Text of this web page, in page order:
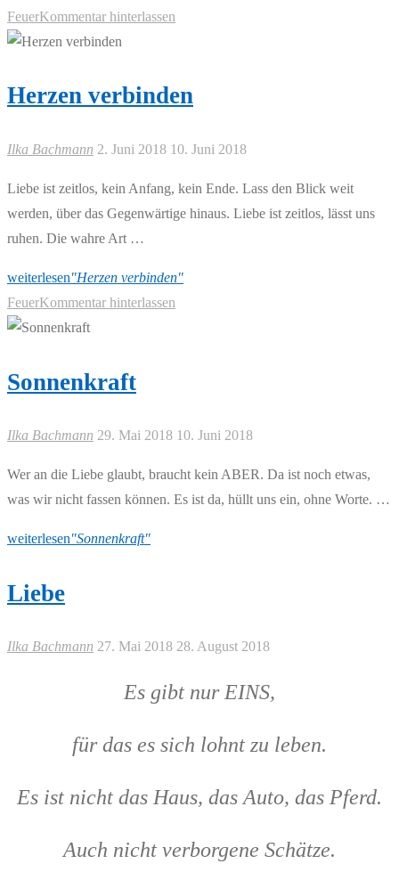
FeuerKommentar hinterlassen
Herzen verbinden
Ilka Bachmann 2. Juni 2018 10. Juni 2018
Liebe ist zeitlos, kein Anfang, kein Ende. Lass den Blick weit
werden, über das Gegenwärtige hinaus. Liebe ist zeitlos, lässt uns
ruhen. Die wahre Art …
weiterlesen"Herzen verbinden"
FeuerKommentar hinterlassen
Sonnenkraft
Ilka Bachmann 29. Mai 2018 10. Juni 2018
Wer an die Liebe glaubt, braucht kein ABER. Da ist noch etwas,
was wir nicht fassen können. Es ist da, hüllt uns ein, ohne Worte. …
weiterlesen"Sonnenkraft"
Liebe
Ilka Bachmann 27. Mai 2018 28. August 2018
Es gibt nur EINS,
für das es sich lohnt zu leben.
Es ist nicht das Haus, das Auto, das Pferd.
Auch nicht verborgene Schätze.